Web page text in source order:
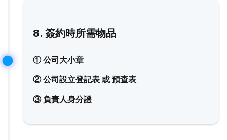
8. 簽約時所需物品
① 公司大小章
② 公司設立登記表 或 預查表
③ 負責人身分證